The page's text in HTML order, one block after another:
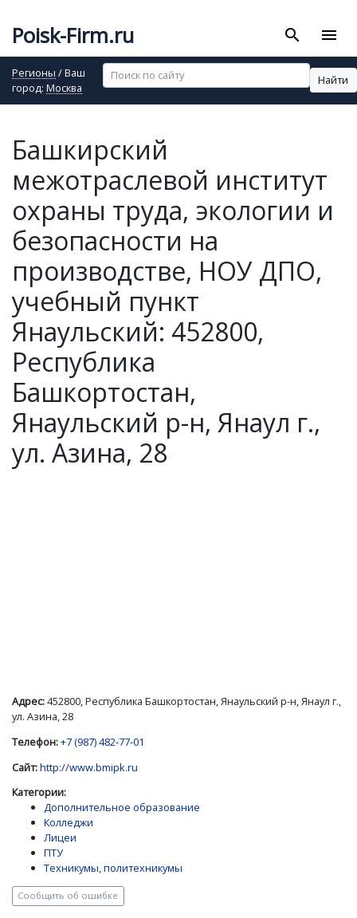
Poisk-Firm.ru search menu
Регионы / Ваш
город: Москва
Найти
Башкирский
межотраслевой институт
охраны труда, экологии и
безопасности на
производстве, НОУ ДПО,
учебный пункт
Янаульский: 452800,
Республика
Башкортостан,
Янаульский р-н, Янаул г.,
ул. Азина, 28
Адрес:452800, Республика Башкортостан, Янаульский р-н, Янаул г.,
ул. Азина, 28
Телефон:+7 (987) 482-77-01
Сайт:http://www.bmipk.ru
Категории:
Дополнительное образование
Колледжи
Лицеи
ПТУ
Техникумы, политехникумы
Сообщить об ошибке